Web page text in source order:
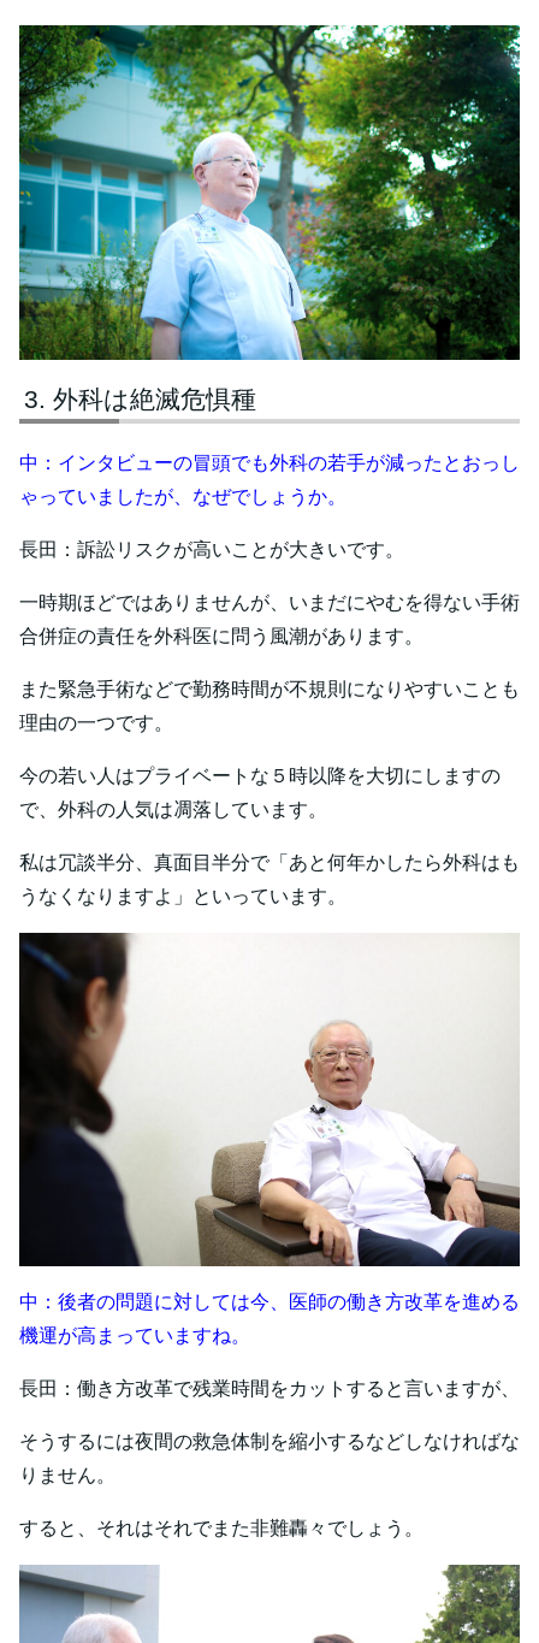
外科は絶滅危惧種
中：インタビューの冒頭でも外科の若手が減ったとおっし
ゃっていましたが、なぜでしょうか。
長田：訴訟リスクが高いことが大きいです。
一時期ほどではありませんが、いまだにやむを得ない手術
合併症の責任を外科医に問う風潮があります。
また緊急手術などで勤務時間が不規則になりやすいことも
理由の一つです。
今の若い人はプライベートな５時以降を大切にしますの
で、外科の人気は凋落しています。
私は冗談半分、真面目半分で「あと何年かしたら外科はも
うなくなりますよ」といっています。
中：後者の問題に対しては今、医師の働き方改革を進める
機運が高まっていますね。
長田：働き方改革で残業時間をカットすると言いますが、
そうするには夜間の救急体制を縮小するなどしなければな
りません。
すると、それはそれでまた非難轟々でしょう。